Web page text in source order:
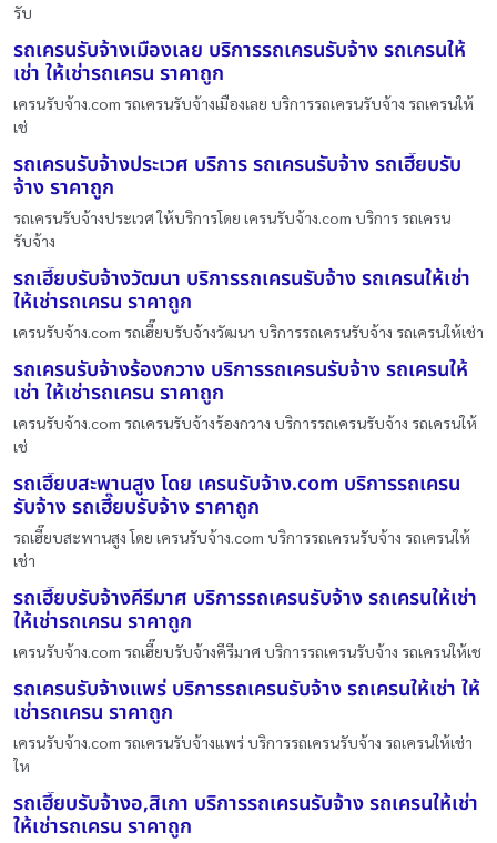
รับ
รถเครนรับจ้างเมืองเลย บริการรถเครนรับจ้าง รถเครนให้
เช่า ให้เช่ารถเครน ราคาถูก
เครนรับจ้าง.com รถเครนรับจ้างเมืองเลย บริการรถเครนรับจ้าง รถเครนให้
เช่
รถเครนรับจ้างประเวศ บริการ รถเครนรับจ้าง รถเฮี๊ยบรับ
จ้าง ราคาถูก
รถเครนรับจ้างประเวศ ให้บริการโดย เครนรับจ้าง.com บริการ รถเครน
รับจ้าง
รถเฮี๊ยบรับจ้างวัฒนา บริการรถเครนรับจ้าง รถเครนให้เช่า
ให้เช่ารถเครน ราคาถูก
เครนรับจ้าง.com รถเฮี๊ยบรับจ้างวัฒนา บริการรถเครนรับจ้าง รถเครนให้เช่า
รถเครนรับจ้างร้องกวาง บริการรถเครนรับจ้าง รถเครนให้
เช่า ให้เช่ารถเครน ราคาถูก
เครนรับจ้าง.com รถเครนรับจ้างร้องกวาง บริการรถเครนรับจ้าง รถเครนให้
เช่
รถเฮี๊ยบสะพานสูง โดย เครนรับจ้าง.com บริการรถเครน
รับจ้าง รถเฮี๊ยบรับจ้าง ราคาถูก
รถเฮี๊ยบสะพานสูง โดย เครนรับจ้าง.com บริการรถเครนรับจ้าง รถเครนให้
เช่า
รถเฮี๊ยบรับจ้างคีรีมาศ บริการรถเครนรับจ้าง รถเครนให้เช่า
ให้เช่ารถเครน ราคาถูก
เครนรับจ้าง.com รถเฮี๊ยบรับจ้างคีรีมาศ บริการรถเครนรับจ้าง รถเครนให้เช
รถเครนรับจ้างแพร่ บริการรถเครนรับจ้าง รถเครนให้เช่า ให้
เช่ารถเครน ราคาถูก
เครนรับจ้าง.com รถเครนรับจ้างแพร่ บริการรถเครนรับจ้าง รถเครนให้เช่า
ให
รถเฮี๊ยบรับจ้างอ,สิเกา บริการรถเครนรับจ้าง รถเครนให้เช่า
ให้เช่ารถเครน ราคาถูก